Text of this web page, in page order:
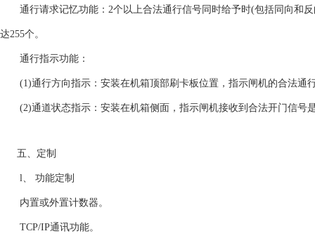
通行请求记忆功能：2个以上合法通行信号同时给予时(包括同向和
达255个。
通行指示功能：
(1)通行方向指示：安装在机箱顶部刷卡板位置，指示闸机的合法通
(2)通道状态指示：安装在机箱侧面，指示闸机接收到合法开门信号
五、定制
l、 功能定制
内置或外置计数器。
TCP/IP通讯功能。